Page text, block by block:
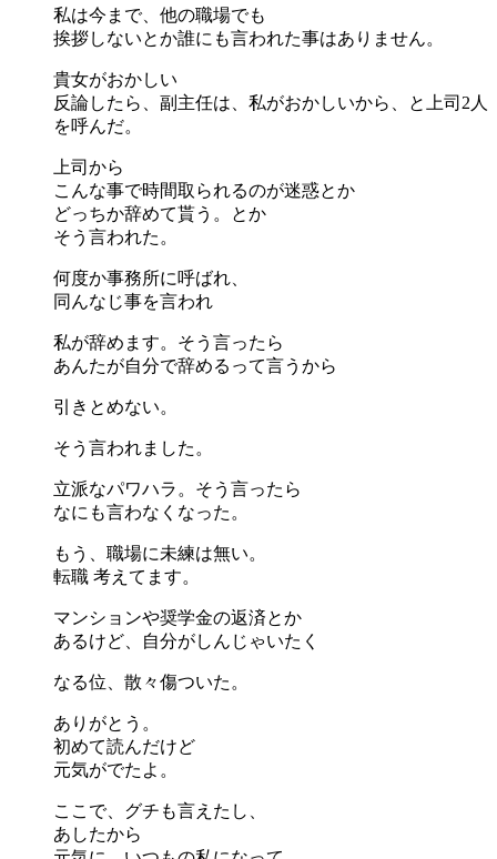
私は今まで、他の職場でも
挨拶しないとか誰にも言われた事はありません。
貴女がおかしい
反論したら、副主任は、私がおかしいから、と上司2人
を呼んだ。
上司から
こんな事で時間取られるのが迷惑とか
どっちか辞めて貰う。とか
そう言われた。
何度か事務所に呼ばれ、
同んなじ事を言われ
私が辞めます。そう言ったら
あんたが自分で辞めるって言うから
引きとめない。
そう言われました。
立派なパワハラ。そう言ったら
なにも言わなくなった。
もう、職場に未練は無い。
転職 考えてます。
マンションや奨学金の返済とか
あるけど、自分がしんじゃいたく
なる位、散々傷ついた。
ありがとう。
初めて読んだけど
元気がでたよ。
ここで、グチも言えたし、
あしたから